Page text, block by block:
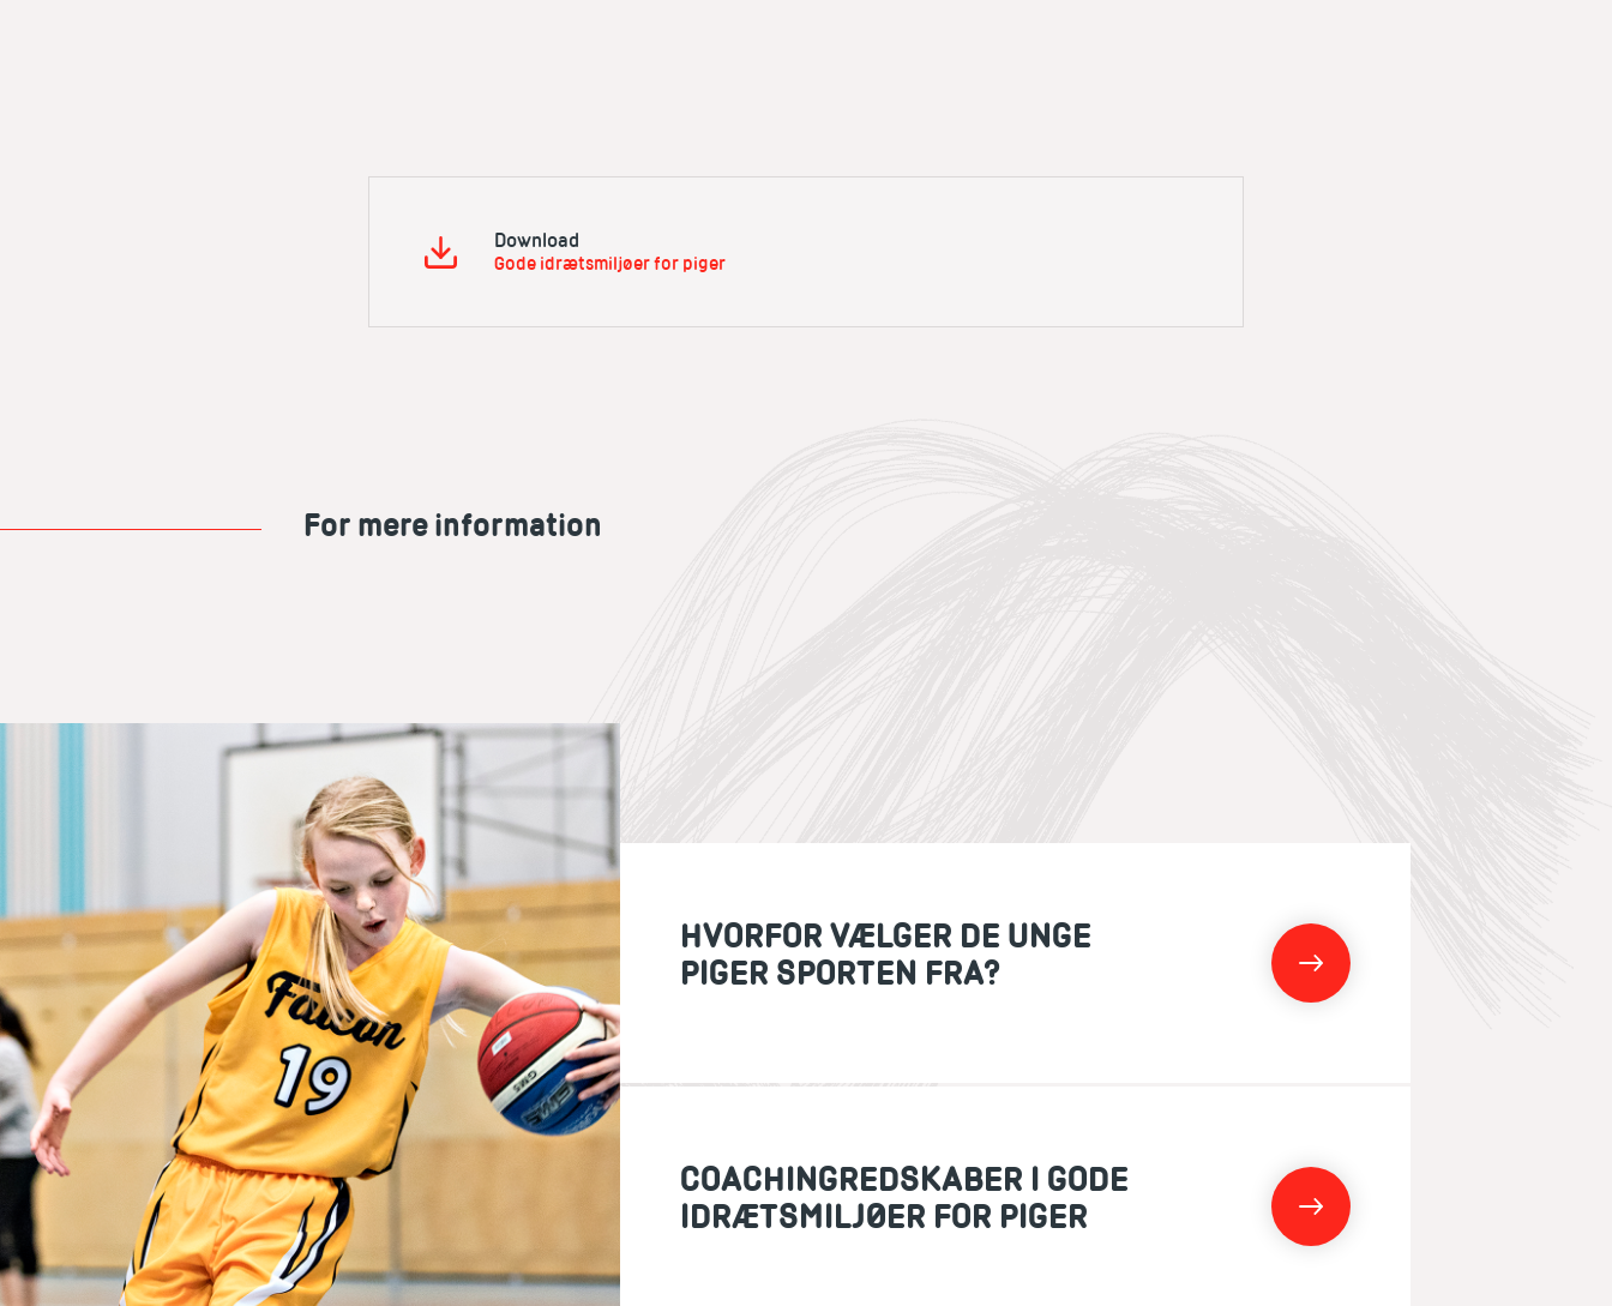
Download
Gode idrætsmiljøer for piger
For mere information
HVORFOR VÆLGER DE UNGE
PIGER SPORTEN FRA?
COACHINGREDSKABER I GODE
IDRÆTSMILJØER FOR PIGER